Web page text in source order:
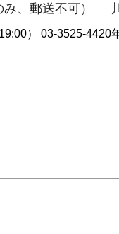
、郵送不可）
） 03-3525-4420